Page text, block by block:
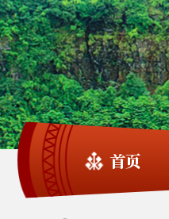
首页